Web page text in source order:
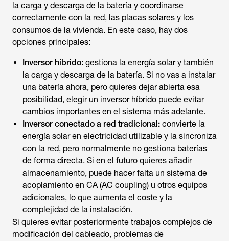
la carga y descarga de la batería y coordinarse
correctamente con la red, las placas solares y los
consumos de la vivienda. En este caso, hay dos
opciones principales:
Inversor híbrido: gestiona la energía solar y también
la carga y descarga de la batería. Si no vas a instalar
una batería ahora, pero quieres dejar abierta esa
posibilidad, elegir un inversor híbrido puede evitar
cambios importantes en el sistema más adelante.
Inversor conectado a red tradicional: convierte la
energía solar en electricidad utilizable y la sincroniza
con la red, pero normalmente no gestiona baterías
de forma directa. Si en el futuro quieres añadir
almacenamiento, puede hacer falta un sistema de
acoplamiento en CA (AC coupling) u otros equipos
adicionales, lo que aumenta el coste y la
complejidad de la instalación.
Si quieres evitar posteriormente trabajos complejos de
modificación del cableado, problemas de